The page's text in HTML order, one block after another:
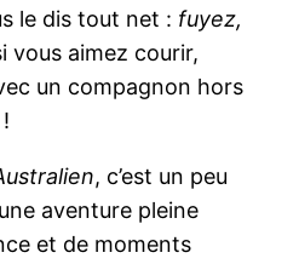
le dis tout net : fuyez,
vous aimez courir,
un compagnon hors
, c’est un peu
aventure pleine
et de moments